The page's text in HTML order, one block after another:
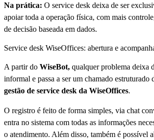
Na prática: O service desk deixa de ser
apoiar toda a operação física, com mais
de decisão baseada em dados.
Service desk WiseOffices: abertura e
A partir do WiseBot, qualquer problema deixa
informal e passa a ser um chamado estruturado
gestão de service desk da WiseOffices.
O registro é feito de forma simples, via chat
entra no sistema com todas as informações
o atendimento. Além disso, também é possível